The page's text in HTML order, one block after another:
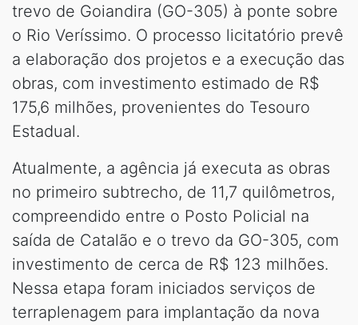
trevo de Goiandira (GO-305) à ponte sobre
o Rio Veríssimo. O processo licitatório prevê
a elaboração dos projetos e a execução das
obras, com investimento estimado de R$
175,6 milhões, provenientes do Tesouro
Estadual.
Atualmente, a agência já executa as obras
no primeiro subtrecho, de 11,7 quilômetros,
compreendido entre o Posto Policial na
saída de Catalão e o trevo da GO-305, com
investimento de cerca de R$ 123 milhões.
Nessa etapa foram iniciados serviços de
terraplenagem para implantação da nova